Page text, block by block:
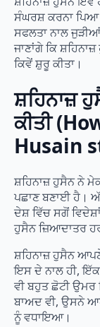
ਸੰਘਰਸ਼ ਕਰਨਾ
ਸਫਲਤਾ ਨਾਲ
ਜਾਣਾਂਗੇ ਕਿ
ਕਿਵੇਂ ਸ਼ੁਰੂ ਕੀਤਾ।
ਸ਼ਹਿਨਾਜ਼
ਕੀਤੀ
Husain
ਸ਼ਹਿਨਾਜ਼ ਹੁਸੈਨ ਨੇ
ਪਛਾਣ ਬਣਾਈ ਹੈ।
ਦੇਸ਼ ਵਿੱਚ ਸਗੋਂ
ਹੁਸੈਨ ਜ਼ਿਆਦਾਤਰ
ਸ਼ਹਿਨਾਜ਼ ਹੁਸੈਨ
ਇਸ ਦੇ ਨਾਲ ਹੀ, ਇੱਕ
ਵੀ ਬਹੁਤ ਛੋਟੀ
ਬਾਅਦ ਵੀ, ਉਸਨੇ
ਨੂੰ ਵਧਾਇਆ।